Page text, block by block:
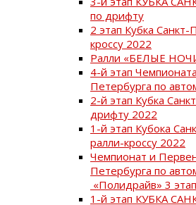
по дрифту
2 этап Кубка
кроссу 2022
Ралли «БЕЛЫЕ
4-й этап
Петербурга по
2-й этап Кубка
дрифту 2022
1-й этап Кубока
ралли-кроссу 2022
Чемпионат и
Петербурга по
«Полидрайв» 3 этап
1-й этап КУБКА